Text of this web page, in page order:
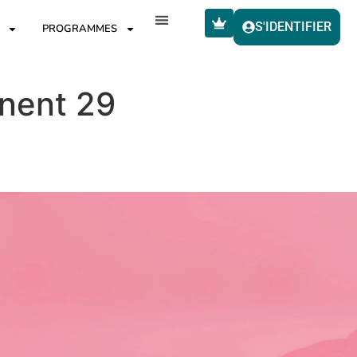
PROGRAMMES S'IDENTIFIER
29